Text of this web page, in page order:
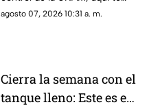
decimos si tendrá costo o no.
agosto 07, 2026 10:31 a. m.
Cierra la semana con el
tanque lleno: Este es el